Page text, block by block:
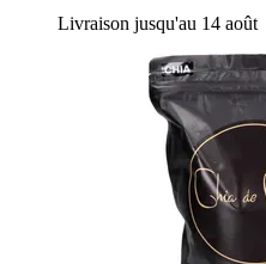
Livraison jusqu'au 14 août